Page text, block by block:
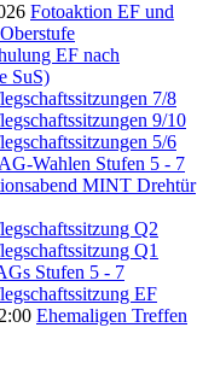
Fotoaktion EF und
EF nach
SuS)
7/8
9/10
5/6
Wahlen Stufen 5 - 7
MINT Drehtür
Q2
Q1
Stufen 5 - 7
EF
Ehemaligen Treffen